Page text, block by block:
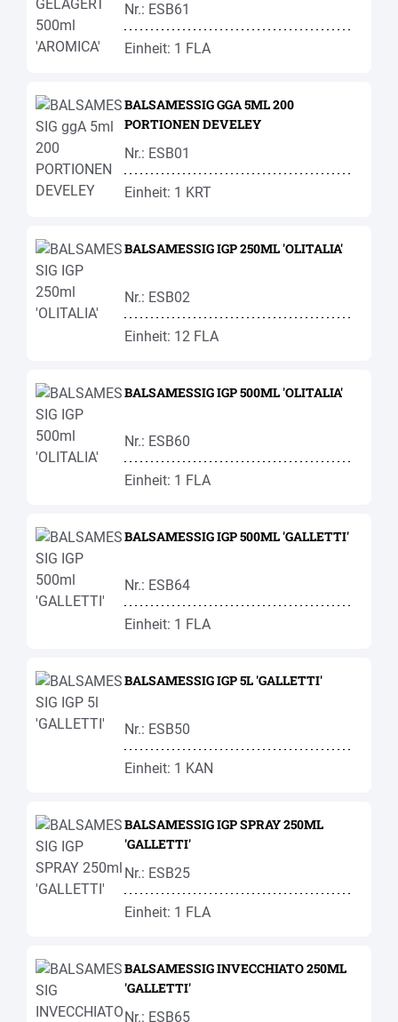
Nr.: ESB61
Einheit: 1 FLA
BALSAMESSIG GGA 5ML 200
PORTIONEN DEVELEY
Nr.: ESB01
Einheit: 1 KRT
BALSAMESSIG IGP 250ML 'OLITALIA'
Nr.: ESB02
Einheit: 12 FLA
BALSAMESSIG IGP 500ML 'OLITALIA'
Nr.: ESB60
Einheit: 1 FLA
BALSAMESSIG IGP 500ML 'GALLETTI'
Nr.: ESB64
Einheit: 1 FLA
BALSAMESSIG IGP 5L 'GALLETTI'
Nr.: ESB50
Einheit: 1 KAN
BALSAMESSIG IGP SPRAY 250ML
'GALLETTI'
Nr.: ESB25
Einheit: 1 FLA
BALSAMESSIG INVECCHIATO 250ML
'GALLETTI'
Nr.: ESB65